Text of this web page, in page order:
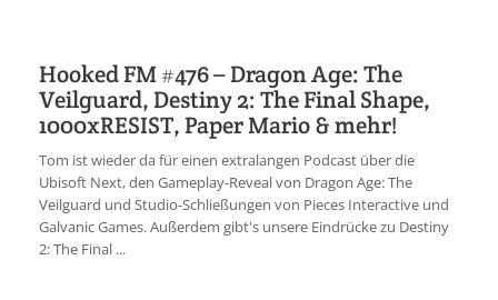
Hooked FM #476 – Dragon Age: The
Veilguard, Destiny 2: The Final Shape,
1000xRESIST, Paper Mario & mehr!
Tom ist wieder da für einen extralangen Podcast über die
Ubisoft Next, den Gameplay-Reveal von Dragon Age: The
Veilguard und Studio-Schließungen von Pieces Interactive und
Galvanic Games. Außerdem gibt's unsere Eindrücke zu Destiny
2: The Final ...